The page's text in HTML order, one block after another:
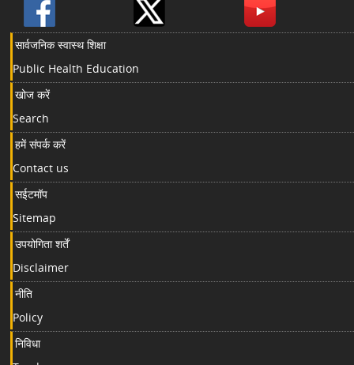
सार्वजनिक स्वास्थ शिक्षा
Public Health Education
खोज करें
Search
हमें संपर्क करें
Contact us
सईटमॉप
Sitemap
उपयोगिता शर्तें
Disclaimer
नीति
Policy
निविधा